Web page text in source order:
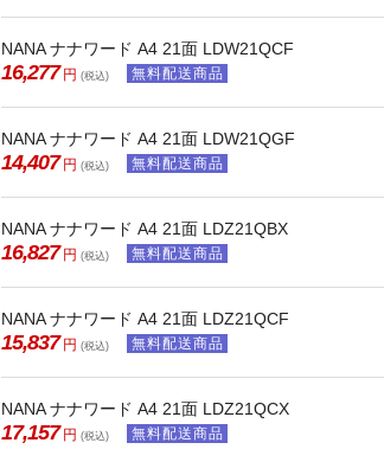
NANA ナナワード A4 21面 LDW21QCF
16,277 円 (税込) 無料配送商品
NANA ナナワード A4 21面 LDW21QGF
14,407 円 (税込) 無料配送商品
NANA ナナワード A4 21面 LDZ21QBX
16,827 円 (税込) 無料配送商品
NANA ナナワード A4 21面 LDZ21QCF
15,837 円 (税込) 無料配送商品
NANA ナナワード A4 21面 LDZ21QCX
17,157 円 (税込) 無料配送商品